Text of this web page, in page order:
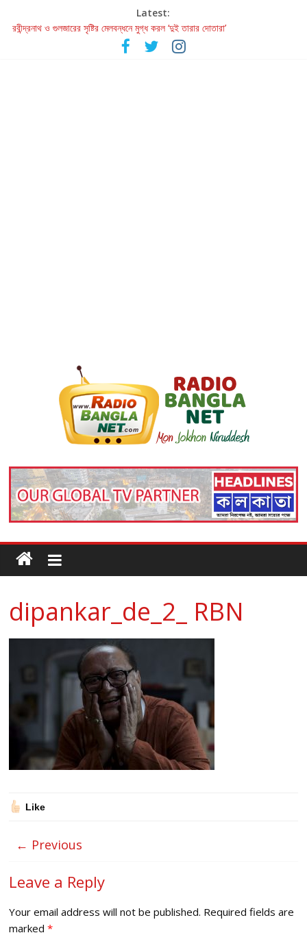
Latest:
রবীন্দ্রনাথ ও গুলজারের সৃষ্টির মেলবন্ধনে মুগ্ধ করল ‘দুই তারার দোতারা’
কলের গান থেকে রীলস্ — বাঙালির গান শোনার বিবর্তনের গল্প
জগন্নাথমঙ্গলম্ — বাংলায় প্রথমবার মঞ্চে এবার রথযাত্রার উদযাপন
dipankar_de_2_ RBN
Like
← Previous
Leave a Reply
Your email address will not be published. Required fields are
marked*